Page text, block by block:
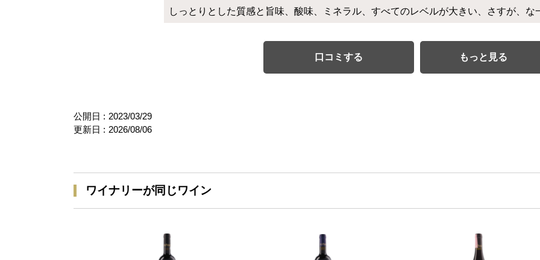
しっとりとした質感と旨味、酸味、ミネラル、すべてのレベルが大きい、さすが、な
口コミする もっと見る
公開日 : 2023/03/29
更新日 : 2026/08/06
ワイナリーが同じワイン